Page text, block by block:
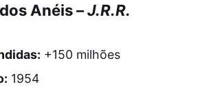
Anéis–J.R.R.
+150 milhões
1954